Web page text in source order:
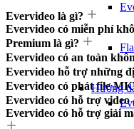
Hướng
Evervideo là gì?
Evervideo có miễn phí
Premium là gì?
Evervideo có an toàn
Evervideo hỗ trợ những
Evervideo có phát file
Evervideo có hỗ trợ
Evervideo có hỗ trợ giải